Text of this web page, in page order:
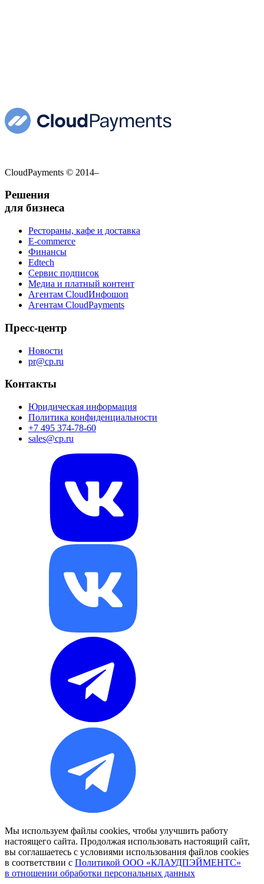
CloudPayments © 2014–
Решения
для бизнеса
Рестораны, кафе и доставка
E-commerce
Финансы
Edtech
Сервис подписок
Медиа и платный контент
Агентам CloudИнфошоп
Агентам CloudPayments
Пресс-центр
Новости
pr@cp.ru
Контакты
Юридическая информация
Политика конфиденциальности
+7 495 374-78-60
sales@cp.ru
Мы используем файлы cookies, чтобы улучшить работу
настоящего сайта. Продолжая использовать настоящий сайт,
вы соглашаетесь с условиями использования файлов сookies
в соответствии с Политикой ООО «КЛАУДПЭЙМЕНТС»
в отношении обработки персональных данных